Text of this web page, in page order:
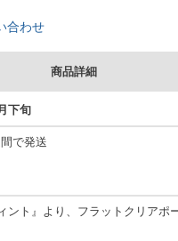
合わせ
商品詳細
下旬
で発送
ント』より、フラットクリアポ